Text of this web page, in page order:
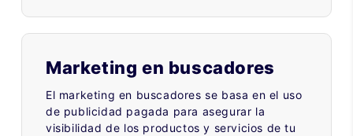
Marketing en buscadores
El marketing en buscadores se basa en el uso
de publicidad pagada para asegurar la
visibilidad de los productos y servicios de tu